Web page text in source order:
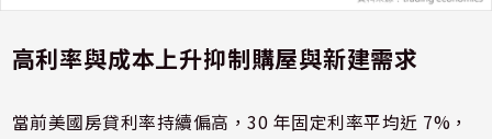
高利率與成本上升抑制購屋與新建需求
當前美國房貸利率持續偏高，30 年固定利率平均近 7%，